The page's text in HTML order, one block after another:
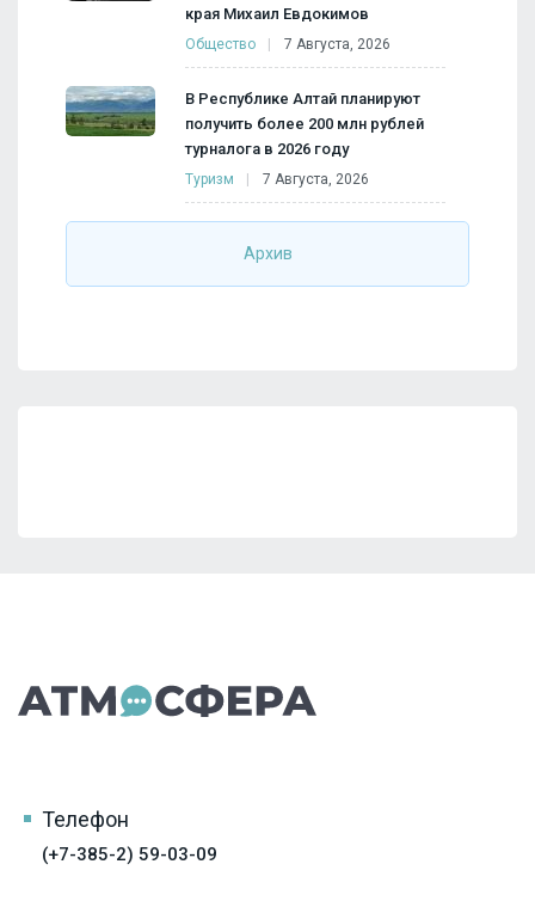
края Михаил Евдокимов
Общество 7 Августа, 2026
В Республике Алтай планируют
получить более 200 млн рублей
турналога в 2026 году
Туризм 7 Августа, 2026
Архив
Телефон
(+7-385-2) 59-03-09